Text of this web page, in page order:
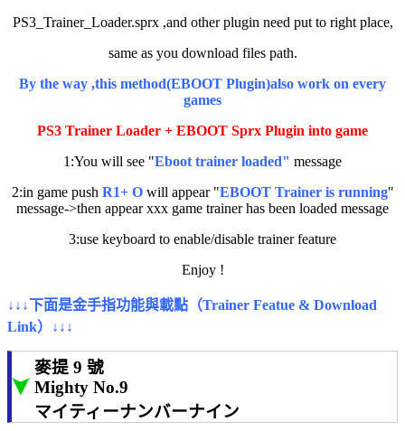
PS3_Trainer_Loader.sprx ,and other plugin need put to right place,
same as you download files path.
By the way ,this method(EBOOT Plugin)also work on every
games
PS3 Trainer Loader + EBOOT Sprx Plugin into game
1:You will see "Eboot trainer loaded" message
2:in game push R1+ Owill appear "EBOOT Trainer is running"
message->then appear xxx game trainer has been loaded message
3:use keyboard to enable/disable trainer feature
Enjoy !
↓↓↓下面是金手指功能與載點（Trainer Featue & Download
Link）↓↓↓
麥提 9 號
Mighty No.9
マイティーナンバーナイン